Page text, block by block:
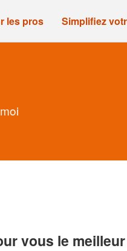
les pros Simplifiez
vous le